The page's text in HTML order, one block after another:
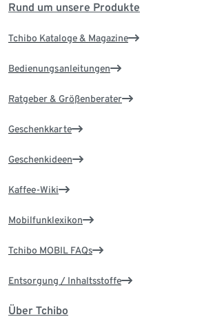
Rund um unsere Produkte
Tchibo Kataloge & Magazine
Bedienungsanleitungen
Ratgeber & Größenberater
Geschenkkarte
Geschenkideen
Kaffee-Wiki
Mobilfunklexikon
Tchibo MOBIL FAQs
Entsorgung / Inhaltsstoffe
Über Tchibo